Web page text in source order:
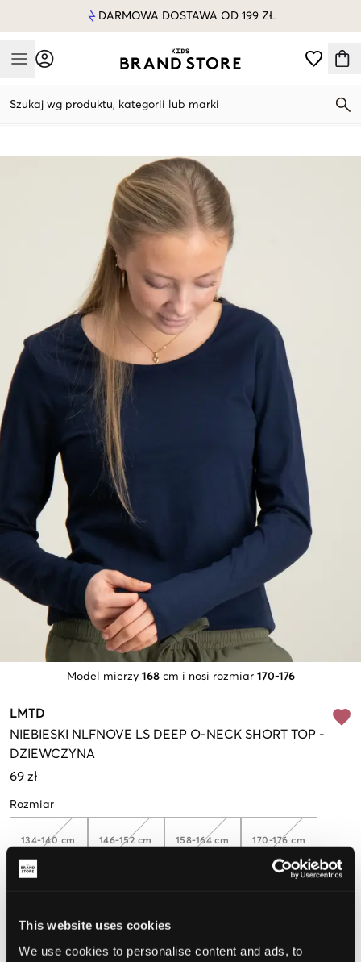
This website uses cookies
We use cookies to personalise content and ads, to
DARMOWA DOSTAWA OD 199 ZŁ
Mobile Menu
Szukaj wg produktu, kategorii lub marki
Model mierzy 168 cm i nosi rozmiar 170-176
LMTD
NIEBIESKI
NLFNOVE LS DEEP O-NECK SHORT TOP -
DZIEWCZYNA
69 zł
Rozmiar
134-140 cm 146-152 cm 158-164 cm 170-176 cm
Mały Idealny